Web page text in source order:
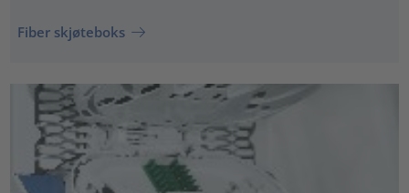
Fiber skjøteboks